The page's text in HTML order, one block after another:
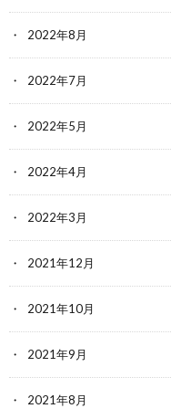
2022年8月
2022年7月
2022年5月
2022年4月
2022年3月
2021年12月
2021年10月
2021年9月
2021年8月